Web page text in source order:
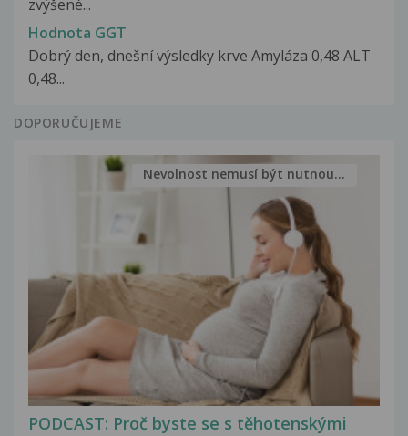
zvýšené...
Hodnota GGT
Dobrý den, dnešní výsledky krve Amyláza 0,48 ALT
0,48...
DOPORUČUJEME
PODCAST: Proč byste se s těhotenskými
Nevolnost nemusí být nutnou...